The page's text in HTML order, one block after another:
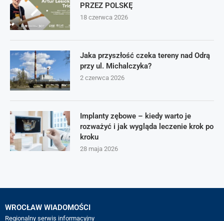
PRZEZ POLSKĘ
18 czerwca 2026
Jaka przyszłość czeka tereny nad Odrą
przy ul. Michalczyka?
2 czerwca 2026
Implanty zębowe – kiedy warto je
rozważyć i jak wygląda leczenie krok po
kroku
28 maja 2026
WROCŁAW WIADOMOŚCI
Regionalny serwis informacyjny